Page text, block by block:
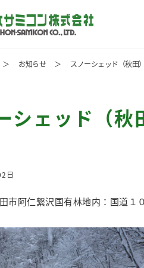
＞ お知らせ ＞ スノーシェッド（秋田）
シェッド（秋
日
市阿仁繋沢国有林地内：国道１